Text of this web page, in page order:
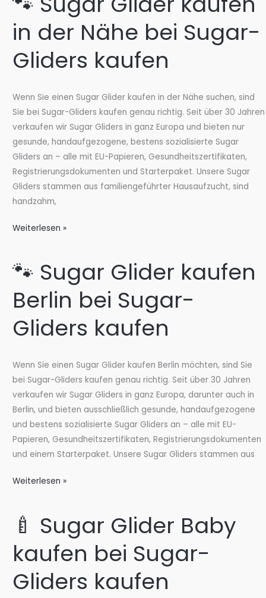
–
konform
Sugar-
Gliders.de
in der Nähe bei Sugar-
Gliders kaufen
Wenn Sie einen Sugar Glider kaufen in der Nähe suchen, sind
Sie bei Sugar-Gliders kaufen genau richtig. Seit über 30 Jahren
verkaufen wir Sugar Gliders in ganz Europa und bieten nur
gesunde, handaufgezogene, bestens sozialisierte Sugar
Gliders an – alle mit EU-Papieren, Gesundheitszertifikaten,
Registrierungsdokumenten und Starterpaket. Unsere Sugar
Gliders stammen aus familiengeführter Hausaufzucht, sind
handzahm,
🐾
kaufen
der
Nähe
bei
Gliders
kaufen
Weiterlesen »
🐾 Sugar Glider kaufen
Berlin bei Sugar-
Gliders kaufen
Wenn Sie einen Sugar Glider kaufen Berlin möchten, sind Sie
bei Sugar-Gliders kaufen genau richtig. Seit über 30 Jahren
verkaufen wir Sugar Gliders in ganz Europa, darunter auch in
Berlin, und bieten ausschließlich gesunde, handaufgezogene
und bestens sozialisierte Sugar Gliders an – alle mit EU-
Papieren, Gesundheitszertifikaten, Registrierungsdokumenten
und einem Starterpaket. Unsere Sugar Gliders stammen aus
🐾
kaufen
bei
Sugar-
Gliders
Weiterlesen »
🍼 Sugar Glider Baby
kaufen bei Sugar-
Gliders kaufen